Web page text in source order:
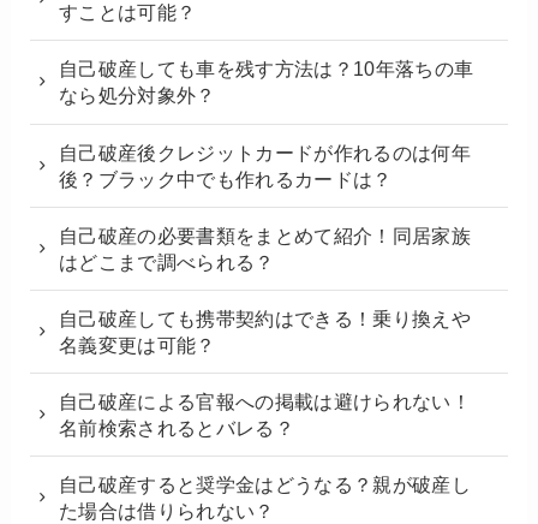
すことは可能？
自己破産しても車を残す方法は？10年落ちの車
なら処分対象外？
自己破産後クレジットカードが作れるのは何年
後？ブラック中でも作れるカードは？
自己破産の必要書類をまとめて紹介！同居家族
はどこまで調べられる？
自己破産しても携帯契約はできる！乗り換えや
名義変更は可能？
自己破産による官報への掲載は避けられない！
名前検索されるとバレる？
自己破産すると奨学金はどうなる？親が破産し
た場合は借りられない？